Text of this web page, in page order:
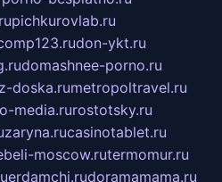
pichkurovlab.ru
don-ykt.ru
domashnee-porno.ru
doska.rumetropoltravel.ru
media.rurostotsky.ru
zaryna.rucasinotablet.ru
moscow.rutermomur.ru
erdamchi.rudoramamama.ru